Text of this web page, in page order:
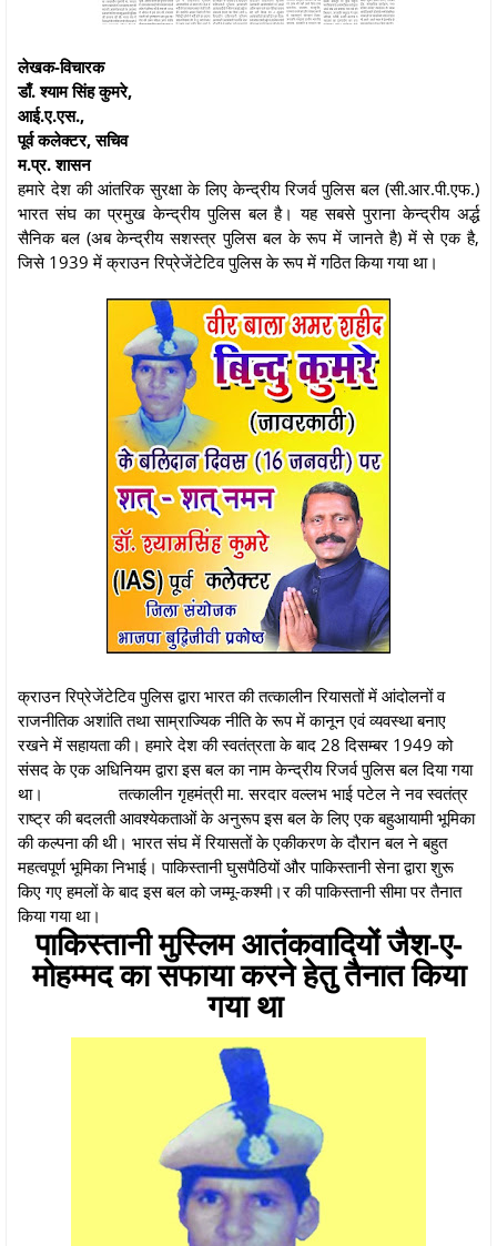
लेखक-विचारक
डाँ. श्याम सिंह कुमरे,
आई.ए.एस.,
पूर्व कलेक्टर, सचिव
म.प्र. शासन
हमारे देश की आंतरिक सुरक्षा के लिए केन्द्रीय रिजर्व पुलिस बल (सी.आर.पी.एफ.)
भारत संघ का प्रमुख केन्द्रीय पुलिस बल है। यह सबसे पुराना केन्द्रीय अर्द्ध
सैनिक बल (अब केन्द्रीय सशस्त्र पुलिस बल के रूप में जानते है) में से एक है,
जिसे 1939 में क्राउन रिप्रेजेंटेटिव पुलिस के रूप में गठित किया गया था।
क्राउन रिप्रेजेंटेटिव पुलिस द्वारा भारत की तत्कालीन रियासतों में आंदोलनों व
राजनीतिक अशांति तथा साम्राज्यिक नीति के रूप में कानून एवं व्यवस्था बनाए
रखने में सहायता की। हमारे देश की स्वतंत्रता के बाद 28 दिसम्बर 1949 को
संसद के एक अधिनियम द्वारा इस बल का नाम केन्द्रीय रिजर्व पुलिस बल दिया गया
था।
तत्कालीन गृहमंत्री मा. सरदार वल्लभ भाई पटेल ने नव स्वतंत्र
राष्ट्र की बदलती आवश्येकताओं के अनुरूप इस बल के लिए एक बहुआयामी भूमिका
की कल्पना की थी। भारत संघ में रियासतों के एकीकरण के दौरान बल ने बहुत
महत्वपूर्ण भूमिका निभाई। पाकिस्तानी घुसपैठियों और पाकिस्तानी सेना द्वारा शुरू
किए गए हमलों के बाद इस बल को जम्मू-कश्मी।र की पाकिस्तानी सीमा पर तैनात
किया गया था।
पाकिस्तानी मुस्लिम आतंकवादियों जैश-ए-
मोहम्मद का सफाया करने हेतु तैनात किया
गया था